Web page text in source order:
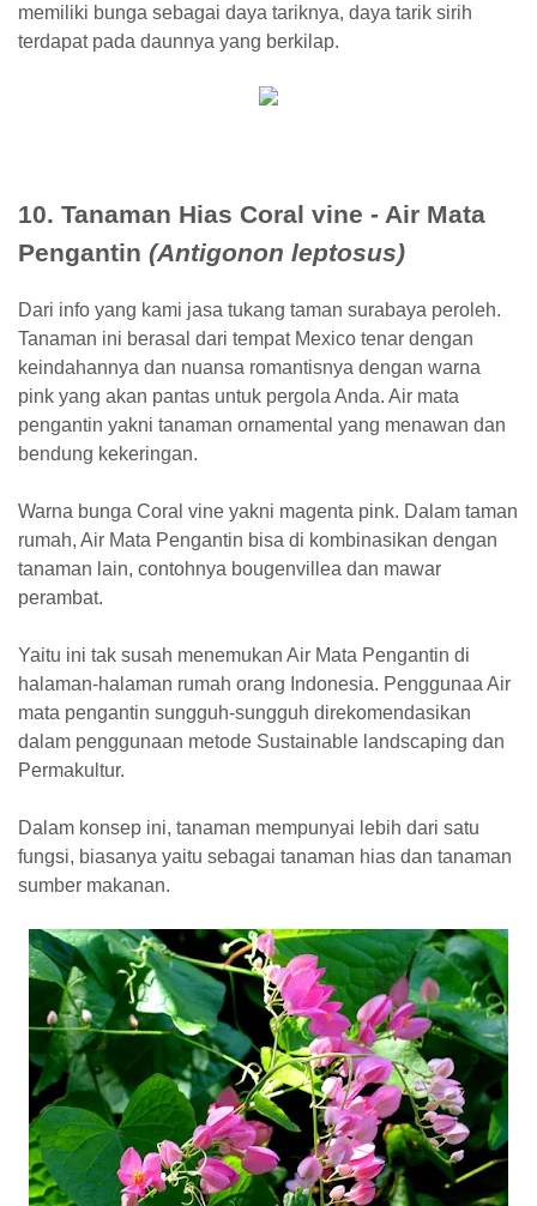
memiliki bunga sebagai daya tariknya, daya tarik sirih
terdapat pada daunnya yang berkilap.
10. Tanaman Hias Coral vine - Air Mata
Pengantin (Antigonon leptosus)
Dari info yang kami jasa tukang taman surabaya peroleh.
Tanaman ini berasal dari tempat Mexico tenar dengan
keindahannya dan nuansa romantisnya dengan warna
pink yang akan pantas untuk pergola Anda. Air mata
pengantin yakni tanaman ornamental yang menawan dan
bendung kekeringan.
Warna bunga Coral vine yakni magenta pink. Dalam taman
rumah, Air Mata Pengantin bisa di kombinasikan dengan
tanaman lain, contohnya bougenvillea dan mawar
perambat.
Yaitu ini tak susah menemukan Air Mata Pengantin di
halaman-halaman rumah orang Indonesia. Penggunaa Air
mata pengantin sungguh-sungguh direkomendasikan
dalam penggunaan metode Sustainable landscaping dan
Permakultur.
Dalam konsep ini, tanaman mempunyai lebih dari satu
fungsi, biasanya yaitu sebagai tanaman hias dan tanaman
sumber makanan.